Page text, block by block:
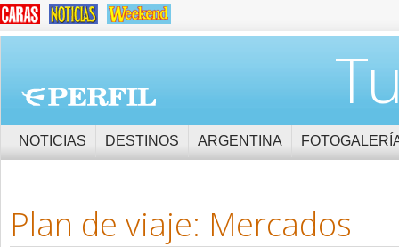
NOTICIAS DESTINOS ARGENTINA
Plan de viaje: Mercados